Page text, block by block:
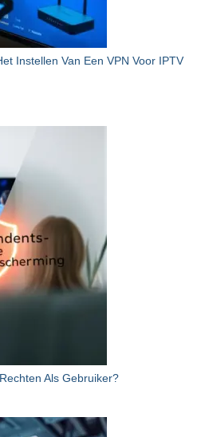
Instellen Van Een VPN Voor IPTV
Als Gebruiker?